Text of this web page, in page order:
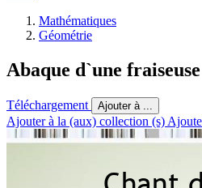
Mathématiques
Géométrie
Abaque d`une
Téléchargement Ajouter à ...
Ajouter à la (aux) collection (s)